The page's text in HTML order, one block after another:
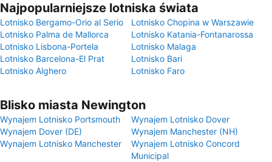
Najpopularniejsze lotniska świata
Lotnisko Bergamo-Orio al Serio
Lotnisko Chopina w Warszawie
Lotnisko Palma de Mallorca
Lotnisko Katania-Fontanarossa
Lotnisko Lisbona-Portela
Lotnisko Malaga
Lotnisko Barcelona-El Prat
Lotnisko Bari
Lotnisko Alghero
Lotnisko Faro
Blisko miasta Newington
Wynajem Lotnisko Portsmouth
Wynajem Lotnisko Dover
Wynajem Dover (DE)
Wynajem Manchester (NH)
Wynajem Lotnisko Manchester
Wynajem Lotnisko Concord
Municipal